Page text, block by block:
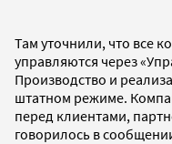
Там уточнили, что все
управляются через
Производство и
штатном режиме.
перед клиентами,
говорилось в